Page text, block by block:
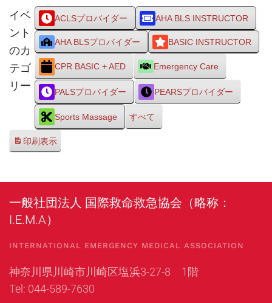
イベ
ント
のカ
テゴ
リー
ACLSプロバイダー AHA BLS INSTRUCTOR
AHA BLSプロバイダー BASIC INSTRUCTOR
CPR BASIC + AED Emergency Care
PALSプロバイダー PEARSプロバイダー
Sports Massage すべて
印刷表示
一般社団法人 国際救命救急協会（略称：
I.E.M.A）
INTERNATIONAL EMERGENCY MEDICAL ASSOCIATION
神奈川県川崎市川崎区塩浜3-27-8 1階
Tel: 044-589-7630